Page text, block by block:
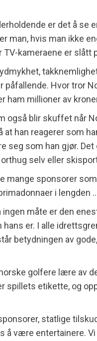
er det å se
man, hvis man ikke
kameraene er slått
påfallende. Hvor tror
ham millioner av
også blir skuffet når
at han reagerer som
seg som han gjør.
selv eller
mange sponsorer
i lengden
ingen måte er den
hans er. I alle
betydningen av
golfere lære av
spillets etikette, og
statlige
å være entertainere.